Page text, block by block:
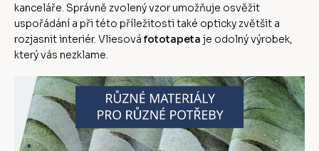
kanceláře. Správně zvolený vzor umožňuje osvěžit
uspořádání a při této příležitosti také opticky zvětšit a
rozjasnit interiér. Vliesová fototapeta je odolný výrobek,
který vás nezklame.